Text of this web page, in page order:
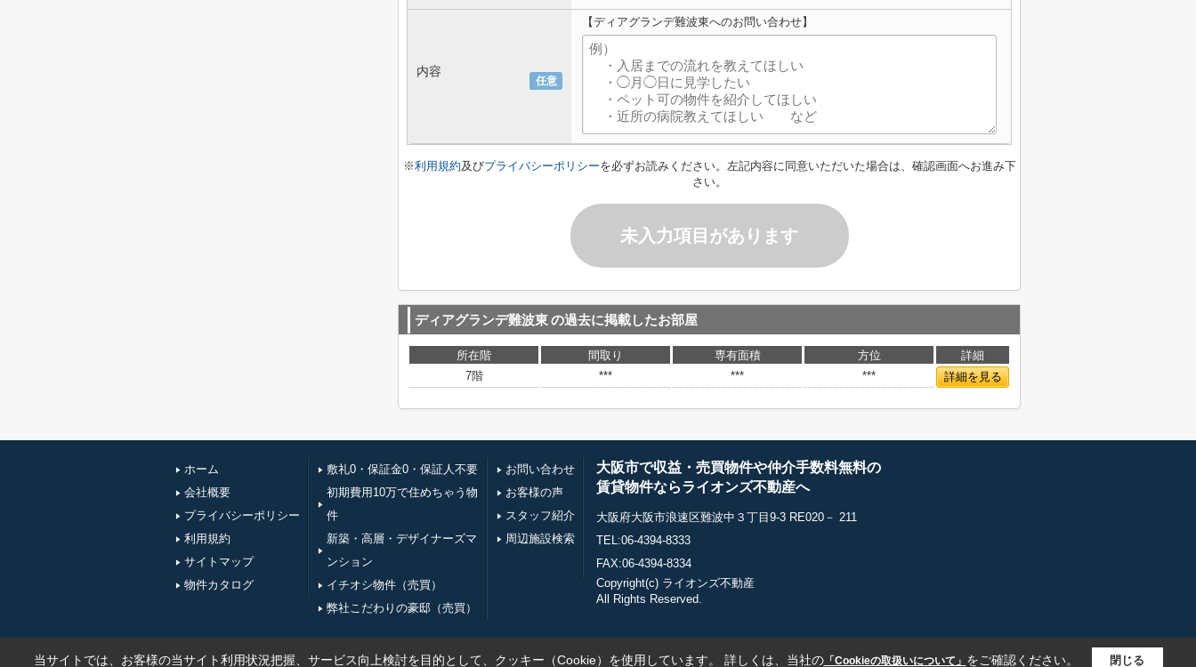
任意
内容
【ディアグランデ難波東へのお問い合わせ】
※利用規約及びプライバシーポリシーを必ずお読みください。左記内容に同意いただいた場合は、確認画面へお進み下
さい。
未入力項目があります
ディアグランデ難波東の過去に掲載したお部屋
所在階 間取り 専有面積 方位
詳細
7階
*** *** *** 詳細を見る
ホーム
会社概要
プライバシーポリシー
利用規約
サイトマップ
物件カタログ
敷礼0・保証金0・保証人不要
初期費用10万で住めちゃう物
件
新築・高層・デザイナーズマ
ンション
イチオシ物件（売買）
弊社こだわりの豪邸（売買）
お問い合わせ
お客様の声
スタッフ紹介
周辺施設検索
大阪市で収益・売買物件や仲介手数料無料の
賃貸物件ならライオンズ不動産へ
大阪府大阪市浪速区難波中３丁目9-3 RE020－ 211
TEL:06-4394-8333
FAX:06-4394-8334
Copyright(c) ライオンズ不動産
All Rights Reserved.
当サイトでは、お客様の当サイト利用状況把握、サービス向上検討を目的として、クッキー（Cookie）を使用しています。 詳しくは、当社の「Cookieの取扱いについて」 をご確認ください。 閉じる